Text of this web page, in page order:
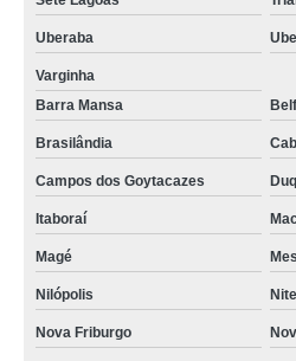
funil laboratório comprar Ferraz de
onde vende funil de haste longa Trancoso
funil de separação decantação comprar
funil de vidro função Macaé
funil de vidro sinterizado Feira de Santana
sob encomenda funil de separação
onde vende funil de decantação
Uberaba
Varginha
Barra Mansa
Brasilândia
Campos dos Goytacazes
Itaboraí
Magé
Nilópolis
Nova Friburgo